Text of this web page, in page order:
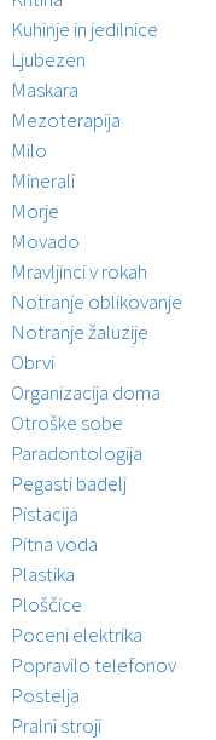
Kuhinje in jedilnice
Ljubezen
Maskara
Mezoterapija
Milo
Minerali
Morje
Movado
Mravljinci v rokah
Notranje oblikovanje
Notranje žaluzije
Obrvi
Organizacija doma
Otroške sobe
Paradontologija
Pegasti badelj
Pistacija
Pitna voda
Plastika
Ploščice
Poceni elektrika
Popravilo telefonov
Postelja
Pralni stroji